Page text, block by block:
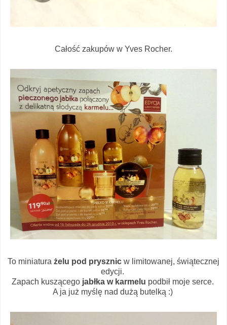
Całość zakupów w Yves Rocher.
To miniatura żelu pod prysznic w limitowanej, świątecznej
edycji.
Zapach kuszącego jabłka w karmelu podbił moje serce.
A ja już myślę nad dużą butelką :)